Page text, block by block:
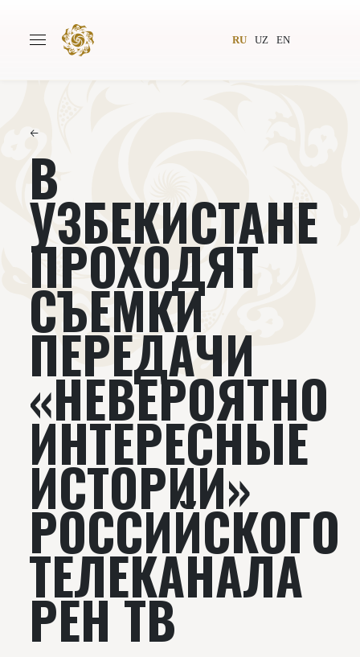
RU UZ EN
Авторы
Издательство Новости
Проекты Подкасты
Книги Видеолекторий
←
В
УЗБЕКИСТАНЕ
ПРОХОДЯТ
СЪЕМКИ
ПЕРЕДАЧИ
«НЕВЕРОЯТНО
ИНТЕРЕСНЫЕ
ИСТОРИИ»
РОССИЙСКОГО
ТЕЛЕКАНАЛА
РЕН ТВ